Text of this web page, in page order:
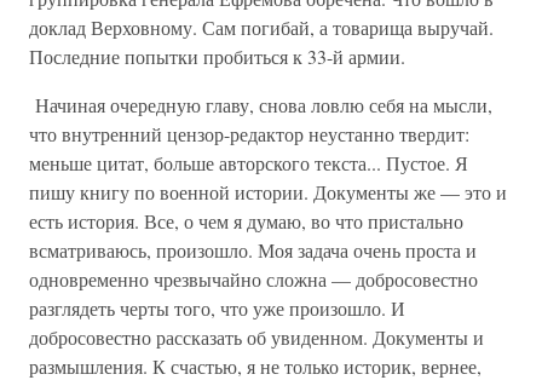
доклад Верховному. Сам погибай, а товарища выручай.
Последние попытки пробиться к 33-й армии.
Начиная очередную главу, снова ловлю себя на мысли,
что внутренний цензор-редактор неустанно твердит:
меньше цитат, больше авторского текста... Пустое. Я
пишу книгу по военной истории. Документы же — это и
есть история. Все, о чем я думаю, во что пристально
всматриваюсь, произошло. Моя задача очень проста и
одновременно чрезвычайно сложна — добросовестно
разглядеть черты того, что уже произошло. И
добросовестно рассказать об увиденном. Документы и
размышления. К счастью, я не только историк, вернее,